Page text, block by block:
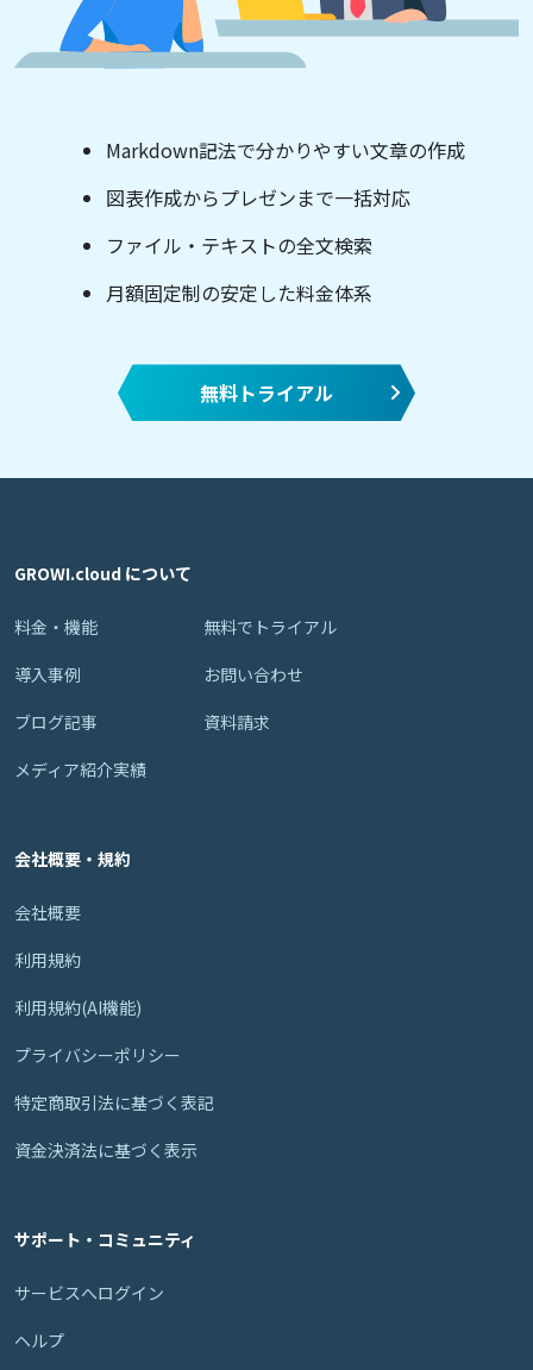
Markdown記法で分かりやすい文章の作成
図表作成からプレゼンまで一括対応
ファイル・テキストの全文検索
月額固定制の安定した料金体系
無料トライアル
GROWI.cloud について
料金・機能
導入事例
ブログ記事
メディア紹介実績
無料でトライアル
お問い合わせ
資料請求
会社概要・規約
会社概要
利用規約
利用規約(AI機能)
プライバシーポリシー
特定商取引法に基づく表記
資金決済法に基づく表示
サポート・コミュニティ
サービスへログイン
ヘルプ